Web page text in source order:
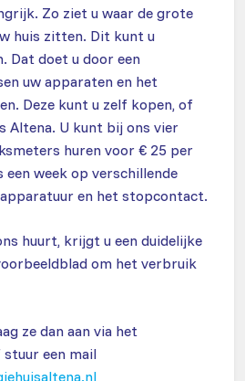
Zo ziet u waar de grote
huis zitten. Dit kunt u
Dat doet u door een
uw apparaten en het
Deze kunt u zelf kopen, of
Altena. U kunt bij ons vier
huren voor € 25 per
week op verschillende
en het stopcontact.
huurt, krijgt u een duidelijke
om het verbruik
ze dan aan via het
een mail